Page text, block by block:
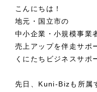
こんにちは！
地元・国立市の
中小企業・小規模事業
売上アップを伴走サポ
くにたちビジネスサポ
先日、Kuni-Bizも所属